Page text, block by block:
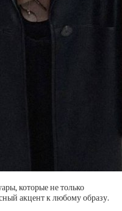
которые не только
акцент к любому образу.